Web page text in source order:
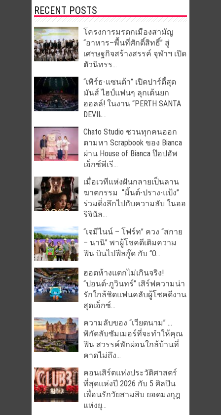
RECENT POSTS
โครงการมรดกเมืองสามัญ
“อาหาร–พื้นที่ศักดิ์สิทธิ์” สู่
เศรษฐกิจสร้างสรรค์ จุฬาฯ เปิด
ตัวนิทรร...
“เพิร์ธ-แซนต้า” เปิดปาร์ตี้สุด
มันส์ ไฮป์แฟนๆ ลุกเต้นยก
ฮอลล์! ในงาน “PERTH SANTA
DEVIL̵...
Chato Studio ชวนทุกคนออก
ตามหา Scrapbook ของ Bianca
ผ่าน House of Bianca ป๊อปอัพ
เอ็กซ์พีเรี...
เมื่อเวทีแห่งฝันกลายเป็นลาน
ฆาตกรรม “มิ้นต์-ปราง-แป้ง”
ร่วมดิ่งลึกไปกับความลับ ในออ
ริจินัล...
“เจมีไนน์ – โฟร์ท” ควง “สกาย
– นานิ” พาผู้โชคดีเติมความ
ฟิน บินไปฟีลกู๊ด กับ “O...
ฮอตห้างแตกไม่เกินจริง!
“ปอนด์-ภูวินทร์” เสิร์ฟความน่า
รักใกล้ชิดแฟนคลับผู้โชคดีงาน
สุดเอ็กซ์...
ความลับของ “เวียดนาม” …
พิกัดลับซัมเมอร์ที่จะทำให้คุณ
ฟิน สวรรค์พักผ่อนใกล้บ้านที่
คาดไม่ถึง...
คอนเสิร์ตแห่งประวัติศาสตร์
ที่สุดแห่งปี 2026 กับ 5 ศิลปิน
เพื่อนรักวัยสามสิบ ยอดมงกุฎ
แห่งยุ...